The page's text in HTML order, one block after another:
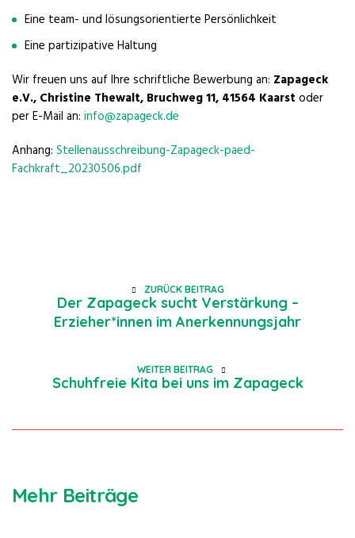
Eine team- und lösungsorientierte Persönlichkeit
Eine partizipative Haltung
Wir freuen uns auf Ihre schriftliche Bewerbung an: Zapageck
e.V., Christine Thewalt, Bruchweg 11, 41564 Kaarst oder
per E-Mail an: info@zapageck.de
Anhang: Stellenausschreibung-Zapageck-paed-
Fachkraft_20230506.pdf
ZURÜCK BEITRAG
Der Zapageck sucht Verstärkung –
Erzieher*innen im Anerkennungsjahr
WEITER BEITRAG
Schuhfreie Kita bei uns im Zapageck
Mehr Beiträge